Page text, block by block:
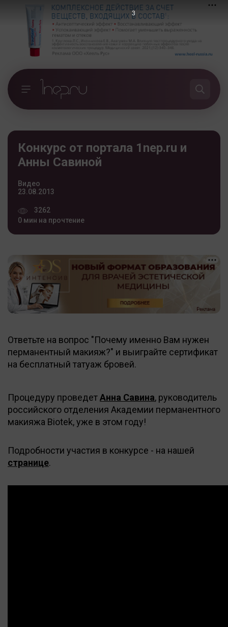
Конкурс от портала 1nep.ru и
Анны Савиной
Видео
23.08.2013
3262
0 мин на прочтение
Ответьте на вопрос "Почему именно Вам нужен
перманентный макияж?" и выиграйте сертификат
на бесплатный татуаж бровей.
Процедуру проведетАнна Савина, руководитель
российского отделения Академии перманентного
макияжа Biotek, уже в этом году!
Подробности участия в конкурсе - на нашей
странице.
3